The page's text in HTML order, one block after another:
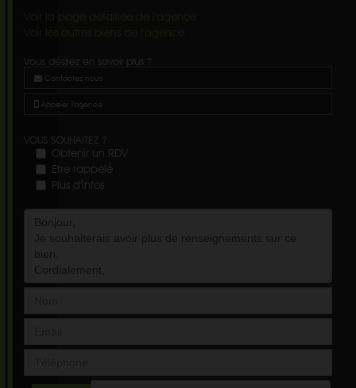
Voir la page détaillée de l'agence
Voir les autres biens de l'agence
Vous désirez en savoir plus ?
Contactez nous
Appeler l'agence
VOUS SOUHAITEZ ?
Obtenir un RDV
Etre rappelé
Plus d'infos